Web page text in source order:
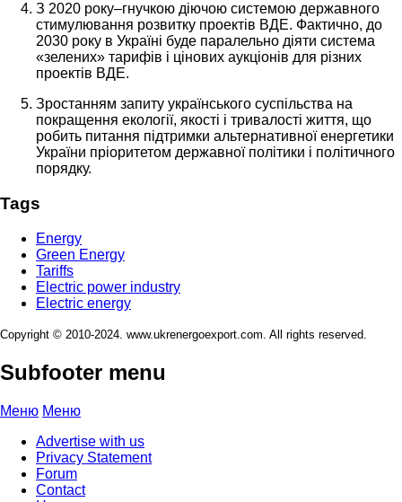
З 2020 року–гнучкою діючою системою державного
стимулювання розвитку проектів ВДЕ. Фактично, до
2030 року в Україні буде паралельно діяти система
«зелених» тарифів і цінових аукціонів для різних
проектів ВДЕ.
Зростанням запиту українського суспільства на
покращення екології, якості і тривалості життя, що
робить питання підтримки альтернативної енергетики
України пріоритетом державної політики і політичного
порядку.
Tags
Energy
Green Energy
Tariffs
Electric power industry
Electric energy
Copyright © 2010-2024. www.ukrenergoexport.com. All rights reserved.
Subfooter menu
Меню Меню
Advertise with us
Privacy Statement
Forum
Contact